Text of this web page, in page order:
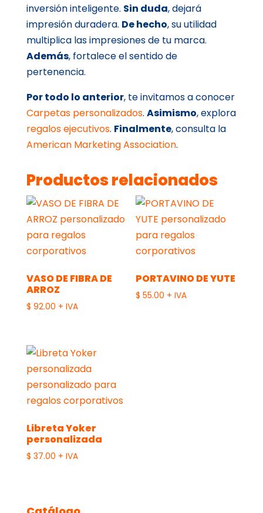
inversión inteligente. Sin duda, dejará
impresión duradera. De hecho, su utilidad
multiplica las impresiones de tu marca.
Además, fortalece el sentido de
pertenencia.
Por todo lo anterior, te invitamos a conocer
Carpetas personalizados. Asimismo, explora
regalos ejecutivos. Finalmente, consulta la
American Marketing Association.
Productos relacionados
VASO DE FIBRA DE
ARROZ
$ 92.00 + IVA
PORTAVINO DE YUTE
$ 55.00 + IVA
Libreta Yoker
personalizada
$ 37.00 + IVA